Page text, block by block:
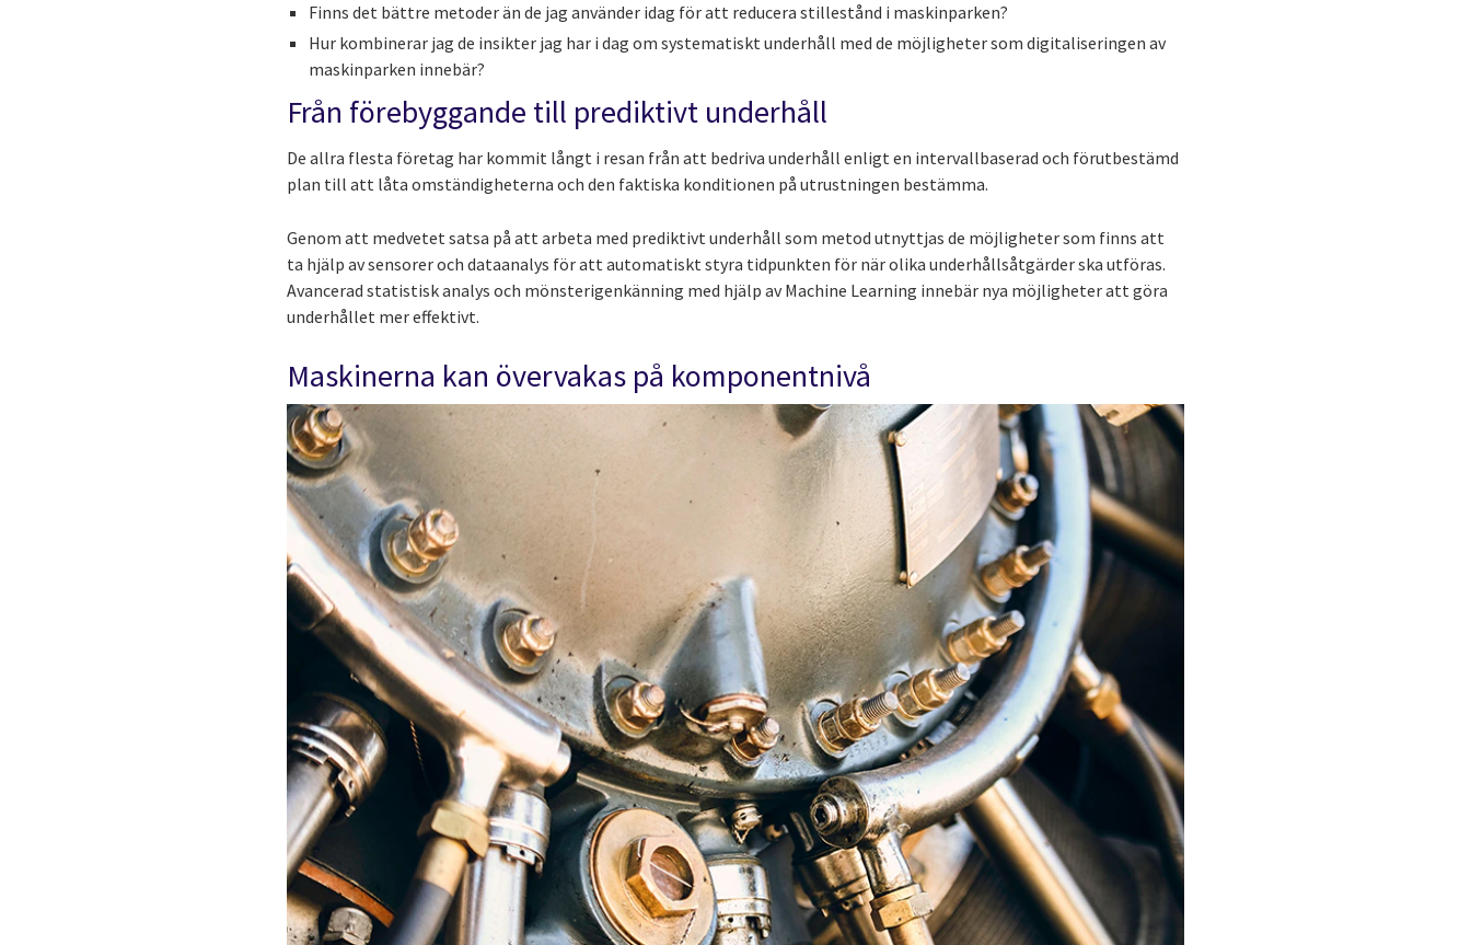
Finns det bättre metoder än de jag använder idag för att reducera stillestånd i maskinparken?
Hur kombinerar jag de insikter jag har i dag om systematiskt underhåll med de möjligheter som digitaliseringen av
maskinparken innebär?
Från förebyggande till prediktivt underhåll
De allra flesta företag har kommit långt i resan från att bedriva underhåll enligt en intervallbaserad och förutbestämd
plan till att låta omständigheterna och den faktiska konditionen på utrustningen bestämma.
Genom att medvetet satsa på att arbeta med prediktivt underhåll som metod utnyttjas de möjligheter som finns att
ta hjälp av sensorer och dataanalys för att automatiskt styra tidpunkten för när olika underhållsåtgärder ska utföras.
Avancerad statistisk analys och mönsterigenkänning med hjälp av Machine Learning innebär nya möjligheter att göra
underhållet mer effektivt.
Maskinerna kan övervakas på komponentnivå